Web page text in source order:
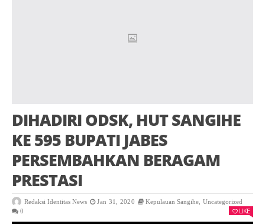
DIHADIRI ODSK, HUT SANGIHE
KE 595 BUPATI JABES
PERSEMBAHKAN BERAGAM
PRESTASI
Redaksi Identitas News Jan 31, 2020 Kepulauan Sangihe Uncategorized
0
LIKE